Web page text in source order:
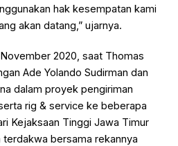
hak kesempatan kami
akan datang,” ujarnya.
2020, saat Thomas
Ade Yolando Sudirman dan
dalam proyek pengiriman
rig & service ke beberapa
Kejaksaan Tinggi Jawa Timur
bersama rekannya